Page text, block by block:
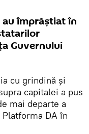
au împrăștiat în
Guvernului
cu grindină şi
capitalei a pus
mai departe a
DA în